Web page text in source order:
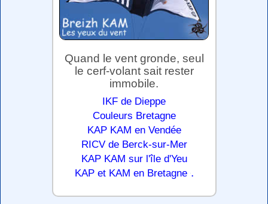
Quand le vent gronde, seul
le cerf-volant sait rester
immobile.
IKF de Dieppe
Couleurs Bretagne
KAP KAM en Vendée
RICV de Berck-sur-Mer
KAP KAM sur l'île d'Yeu
KAP et KAM en Bretagne .